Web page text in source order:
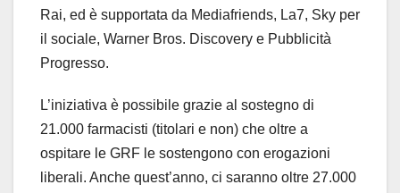
Rai, ed è supportata da Mediafriends, La7, Sky per
il sociale, Warner Bros. Discovery e Pubblicità
Progresso.
L’iniziativa è possibile grazie al sostegno di
21.000 farmacisti (titolari e non) che oltre a
ospitare le GRF le sostengono con erogazioni
liberali. Anche quest’anno, ci saranno oltre 27.000